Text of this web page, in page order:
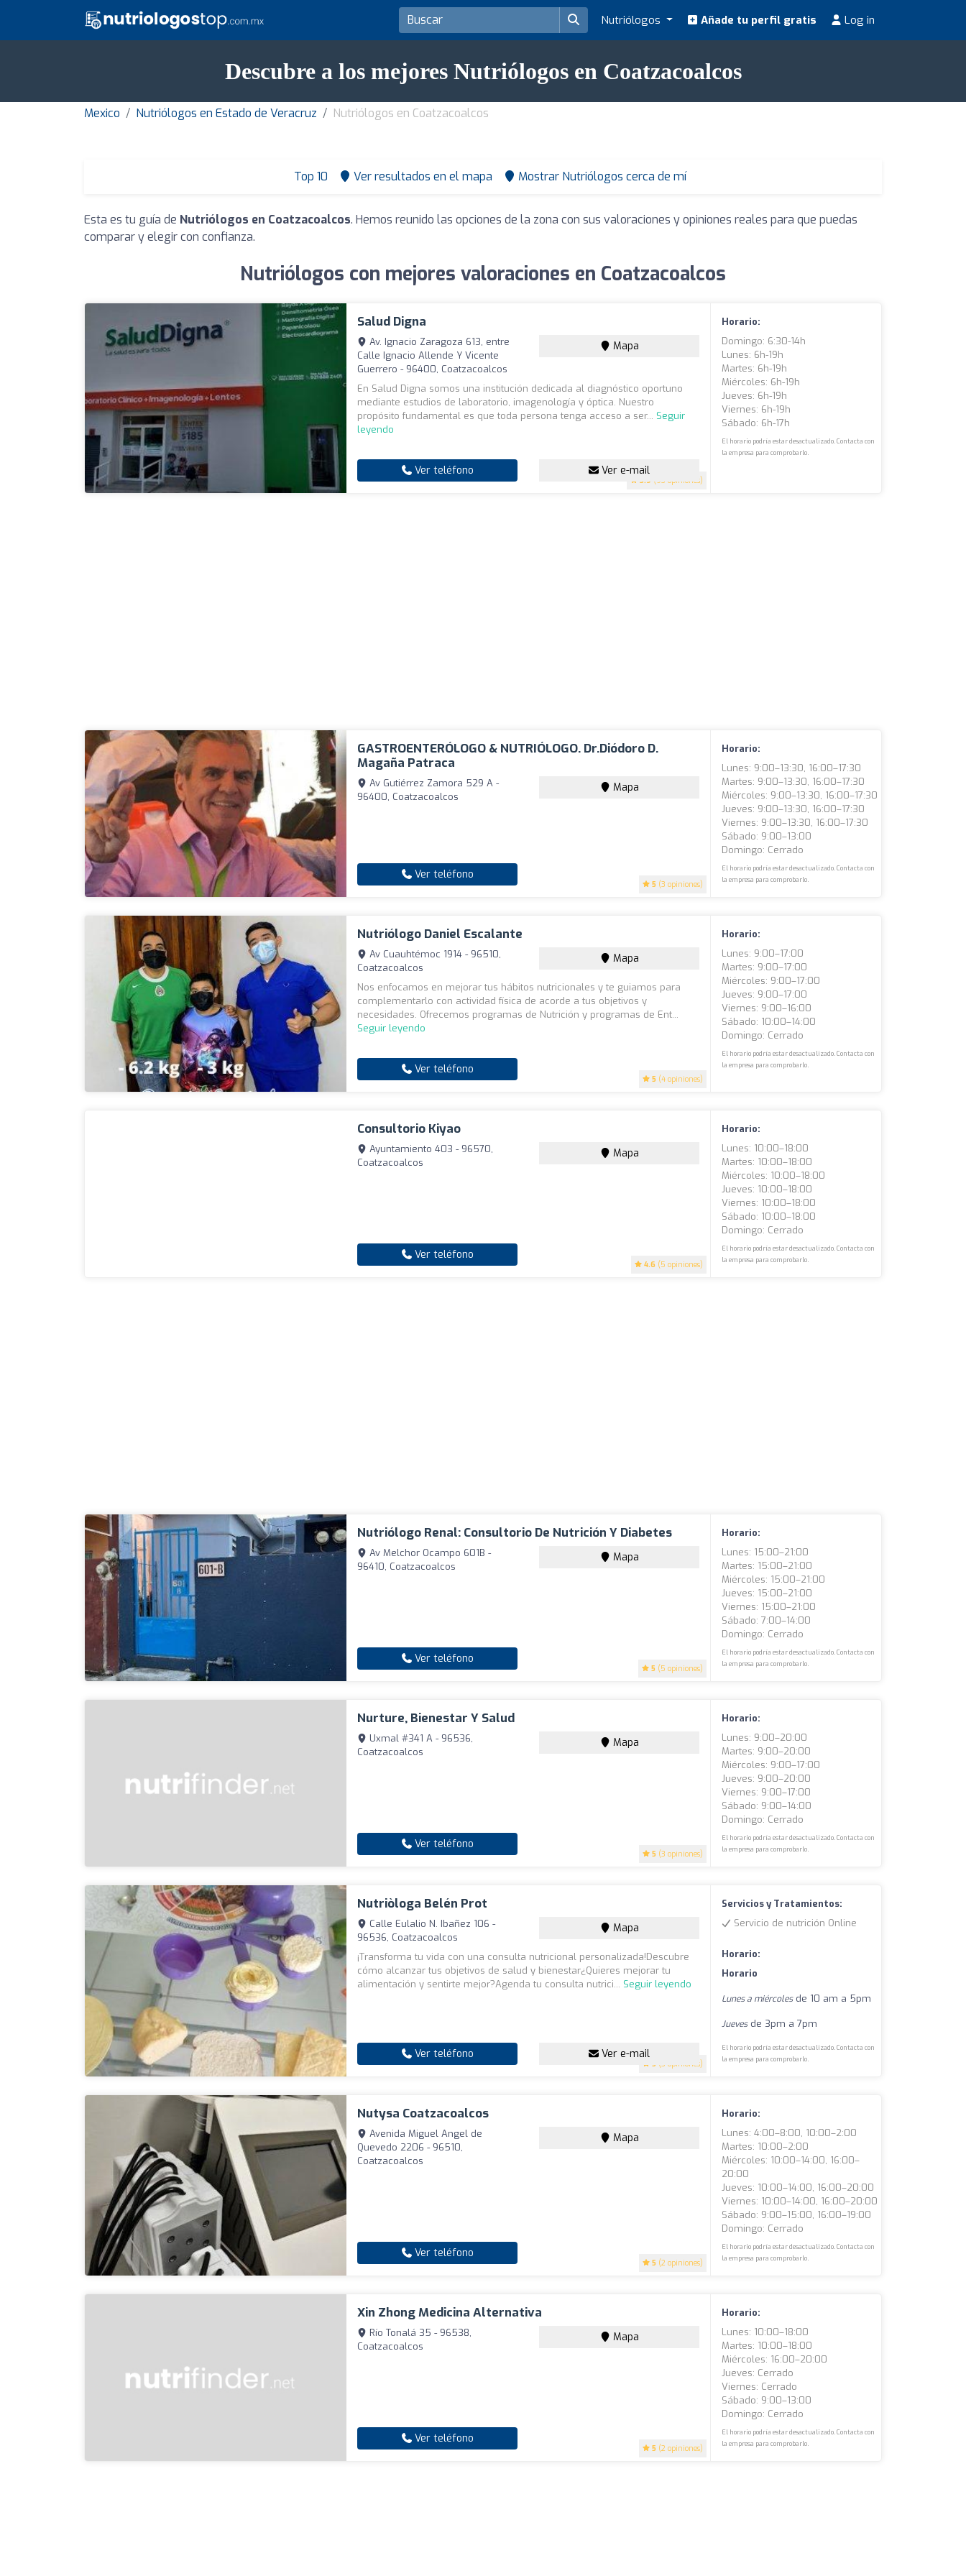
Nutriólogos Añade tu perfil gratis Log in
Descubre a los mejores Nutriólogos en Coatzacoalcos
Mexico Nutriólogos en Estado de Veracruz Nutriólogos en Coatzacoalcos
Top 10 Ver resultados en el mapa Mostrar Nutriólogos cerca de mí
Esta es tu guía de Nutriólogos en Coatzacoalcos. Hemos reunido las opciones de la zona con sus valoraciones y opiniones reales para que puedas
comparar y elegir con confianza.
Nutriólogos con mejores valoraciones en Coatzacoalcos
Salud Digna
3.9 (93 opiniones)
Av. Ignacio Zaragoza 613, entre
Calle Ignacio Allende Y Vicente
Guerrero - 96400, Coatzacoalcos
Mapa
En Salud Digna somos una institución dedicada al diagnóstico oportuno
mediante estudios de laboratorio, imagenología y óptica. Nuestro
propósito fundamental es que toda persona tenga acceso a ser... Seguir
leyendo
Ver teléfono Ver e-mail
Horario:
Domingo: 6:30-14h
Lunes: 6h-19h
Martes: 6h-19h
Miércoles: 6h-19h
Jueves: 6h-19h
Viernes: 6h-19h
Sábado: 6h-17h
El horario podría estar desactualizado. Contacta con
la empresa para comprobarlo.
GASTROENTERÓLOGO & NUTRIÓLOGO. Dr.Diódoro D.
Magaña Patraca
5 (3 opiniones)
Av Gutiérrez Zamora 529 A -
96400, Coatzacoalcos
Mapa
Ver teléfono
Horario:
Lunes: 9:00–13:30, 16:00–17:30
Martes: 9:00–13:30, 16:00–17:30
Miércoles: 9:00–13:30, 16:00–17:30
Jueves: 9:00–13:30, 16:00–17:30
Viernes: 9:00–13:30, 16:00–17:30
Sábado: 9:00–13:00
Domingo: Cerrado
El horario podría estar desactualizado. Contacta con
la empresa para comprobarlo.
Nutriólogo Daniel Escalante
5 (4 opiniones)
Av Cuauhtémoc 1914 - 96510,
Coatzacoalcos
Mapa
Nos enfocamos en mejorar tus hábitos nutricionales y te guiamos para
complementarlo con actividad física de acorde a tus objetivos y
necesidades. Ofrecemos programas de Nutrición y programas de Ent...
Seguir leyendo
Ver teléfono
Horario:
Lunes: 9:00–17:00
Martes: 9:00–17:00
Miércoles: 9:00–17:00
Jueves: 9:00–17:00
Viernes: 9:00–16:00
Sábado: 10:00–14:00
Domingo: Cerrado
El horario podría estar desactualizado. Contacta con
la empresa para comprobarlo.
Consultorio Kiyao
4.6 (5 opiniones)
Ayuntamiento 403 - 96570,
Coatzacoalcos
Mapa
Ver teléfono
Horario:
Lunes: 10:00–18:00
Martes: 10:00–18:00
Miércoles: 10:00–18:00
Jueves: 10:00–18:00
Viernes: 10:00–18:00
Sábado: 10:00–18:00
Domingo: Cerrado
El horario podría estar desactualizado. Contacta con
la empresa para comprobarlo.
Nutriólogo Renal: Consultorio De Nutrición Y Diabetes
5 (5 opiniones)
Av Melchor Ocampo 601B -
96410, Coatzacoalcos
Mapa
Ver teléfono
Horario:
Lunes: 15:00–21:00
Martes: 15:00–21:00
Miércoles: 15:00–21:00
Jueves: 15:00–21:00
Viernes: 15:00–21:00
Sábado: 7:00–14:00
Domingo: Cerrado
El horario podría estar desactualizado. Contacta con
la empresa para comprobarlo.
Nurture, Bienestar Y Salud
5 (3 opiniones)
Uxmal #341 A - 96536,
Coatzacoalcos
Mapa
Ver teléfono
Horario:
Lunes: 9:00–20:00
Martes: 9:00–20:00
Miércoles: 9:00–17:00
Jueves: 9:00–20:00
Viernes: 9:00–17:00
Sábado: 9:00–14:00
Domingo: Cerrado
El horario podría estar desactualizado. Contacta con
la empresa para comprobarlo.
Nutriòloga Belén Prot
5 (3 opiniones)
Calle Eulalio N. Ibañez 106 -
96536, Coatzacoalcos
Mapa
¡Transforma tu vida con una consulta nutricional personalizada!Descubre
cómo alcanzar tus objetivos de salud y bienestar¿Quieres mejorar tu
alimentación y sentirte mejor?Agenda tu consulta nutrici... Seguir leyendo
Ver teléfono Ver e-mail
Servicios y Tratamientos:
Servicio de nutrición Online
Horario:
Horario
Lunes a miércolesde 10 am a 5pm
Juevesde 3pm a 7pm
El horario podría estar desactualizado. Contacta con
la empresa para comprobarlo.
Nutysa Coatzacoalcos
5 (2 opiniones)
Avenida Miguel Angel de
Quevedo 2206 - 96510,
Coatzacoalcos
Mapa
Ver teléfono
Horario:
Lunes: 4:00–8:00, 10:00–2:00
Martes: 10:00–2:00
Miércoles: 10:00–14:00, 16:00–
20:00
Jueves: 10:00–14:00, 16:00–20:00
Viernes: 10:00–14:00, 16:00–20:00
Sábado: 9:00–15:00, 16:00–19:00
Domingo: Cerrado
El horario podría estar desactualizado. Contacta con
la empresa para comprobarlo.
Xin Zhong Medicina Alternativa
5 (2 opiniones)
Río Tonalá 35 - 96538,
Coatzacoalcos
Mapa
Ver teléfono
Horario:
Lunes: 10:00–18:00
Martes: 10:00–18:00
Miércoles: 16:00–20:00
Jueves: Cerrado
Viernes: Cerrado
Sábado: 9:00–13:00
Domingo: Cerrado
El horario podría estar desactualizado. Contacta con
la empresa para comprobarlo.